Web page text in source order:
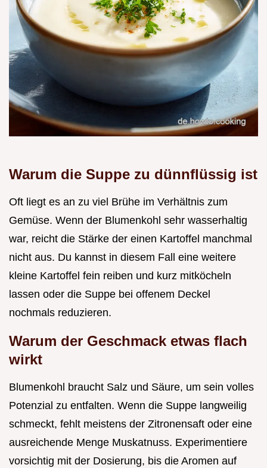
Warum die Suppe zu dünnflüssig ist
Oft liegt es an zu viel Brühe im Verhältnis zum
Gemüse. Wenn der Blumenkohl sehr wasserhaltig
war, reicht die Stärke der einen Kartoffel manchmal
nicht aus. Du kannst in diesem Fall eine weitere
kleine Kartoffel fein reiben und kurz mitköcheln
lassen oder die Suppe bei offenem Deckel
nochmals reduzieren.
Warum der Geschmack etwas flach
wirkt
Blumenkohl braucht Salz und Säure, um sein volles
Potenzial zu entfalten. Wenn die Suppe langweilig
schmeckt, fehlt meistens der Zitronensaft oder eine
ausreichende Menge Muskatnuss. Experimentiere
vorsichtig mit der Dosierung, bis die Aromen auf